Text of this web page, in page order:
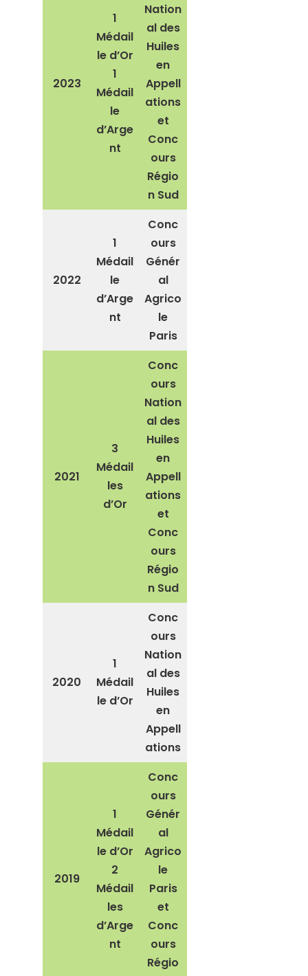
2023
1
Médail
le d’Or
1
Médail
le
d’Arge
nt
Nation
al des
Huiles
en
Appell
ations
et
Conc
ours
Régio
n Sud
2022
1
Médail
le
d’Arge
nt
Conc
ours
Génér
al
Agrico
le
Paris
2021
3
Médail
les
d’Or
Conc
ours
Nation
al des
Huiles
en
Appell
ations
et
Conc
ours
Régio
n Sud
2020
1
Médail
le d’Or
Conc
ours
Nation
al des
Huiles
en
Appell
ations
2019
1
Médail
le d’Or
2
Médail
les
d’Arge
nt
Conc
ours
Génér
al
Agrico
le
Paris
et
Conc
ours
Régio